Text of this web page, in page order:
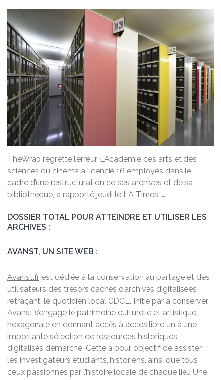
TheWrap regrette l’erreur. L’Académie des arts et des
sciences du cinéma a licencié 16 employés dans le
cadre d’une restructuration de ses archives et de sa
bibliothèque, a rapporté jeudi le LA Times, …
DOSSIER TOTAL POUR ATTEINDRE ET UTILISER LES
ARCHIVES :
AVANST, UN SITE WEB :
Avanst.fr est dédiée à la conservation au partage et des
utilisateurs des trésors cachés d’archives digitalisées
retraçant, le quotidien local CDCL. Initié par à conserver,
Avanst s’engage le patrimoine culturelle et artistique
hexagonale en donnant accès à accès libre un à une
importante sélection de ressources historiques
digitalisés démarche. Cette a pour objectif de assister
les investigateurs étudiants, historiens, ainsi que tous
ceux passionnés par l’histoire locale de chaque lieu Une